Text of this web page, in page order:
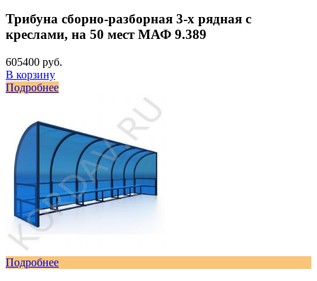
Трибуна сборно-разборная 3-х рядная с
креслами, на 50 мест МАФ 9.389
605400 руб.
В корзину
Подробнее
Подробнее